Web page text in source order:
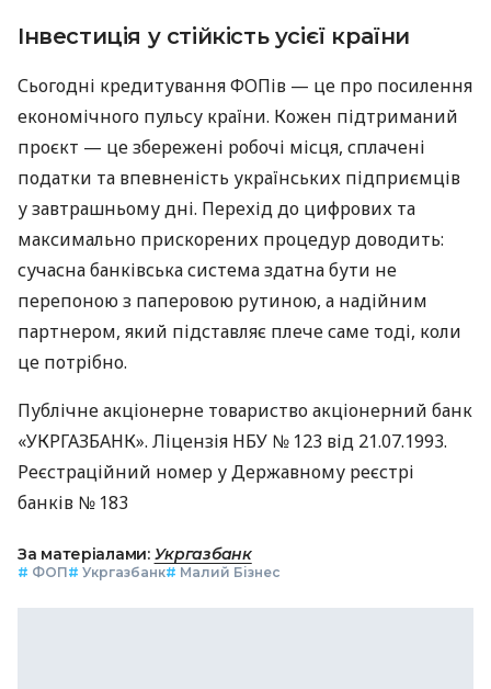
Інвестиція у стійкість усієї країни
Сьогодні кредитування ФОПів — це про посилення
економічного пульсу країни. Кожен підтриманий
проєкт — це збережені робочі місця, сплачені
податки та впевненість українських підприємців
у завтрашньому дні. Перехід до цифрових та
максимально прискорених процедур доводить:
сучасна банківська система здатна бути не
перепоною з паперовою рутиною, а надійним
партнером, який підставляє плече саме тоді, коли
це потрібно.
Публічне акціонерне товариство акціонерний банк
«УКРГАЗБАНК». Ліцензія НБУ № 123 від 21.07.1993.
Реєстраційний номер у Державному реєстрі
банків № 183
За матеріалами: Укргазбанк
# ФОП# Укргазбанк# Малий Бізнес